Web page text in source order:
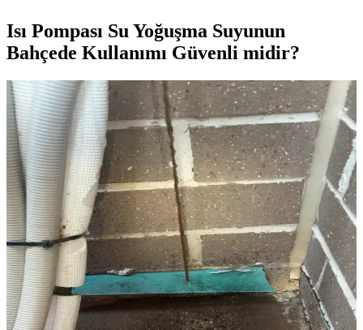
Isı Pompası Su Yoğuşma Suyunun
Bahçede Kullanımı Güvenli midir?